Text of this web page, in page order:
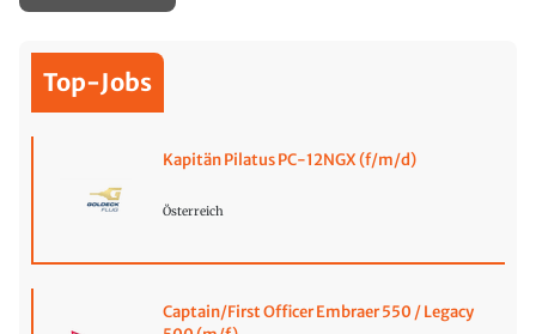
Top-Jobs
Kapitän Pilatus PC-12NGX (f/m/d)
Österreich
Captain/First Officer Embraer 550 / Legacy